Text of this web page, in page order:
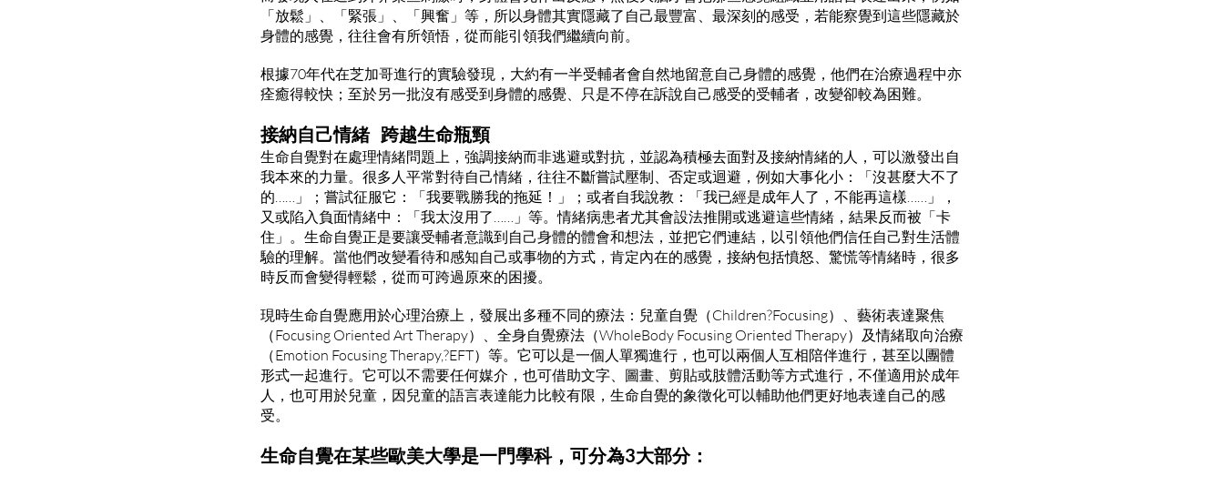
「放鬆」、「緊張」、「興奮」等，所以身體其實隱藏了自己最豐富、最深刻的感受，若能察覺到這些隱藏於
身體的感覺，往往會有所領悟，從而能引領我們繼續向前。
根據70年代在芝加哥進行的實驗發現，大約有一半受輔者會自然地留意自己身體的感覺，他們在治療過程中亦
痊癒得較快；至於另一批沒有感受到身體的感覺、只是不停在訴說自己感受的受輔者，改變卻較為困難。
接納自己情緒 跨越生命瓶頸
生命自覺對在處理情緒問題上，強調接納而非逃避或對抗，並認為積極去面對及接納情緒的人，可以激發出自
我本來的力量。很多人平常對待自己情緒，往往不斷嘗試壓制、否定或迴避，例如大事化小：「沒甚麼大不了
的……」；嘗試征服它：「我要戰勝我的拖延！」；或者自我說教：「我已經是成年人了，不能再這樣……」，
又或陷入負面情緒中：「我太沒用了……」等。情緒病患者尤其會設法推開或逃避這些情緒，結果反而被「卡
住」。生命自覺正是要讓受輔者意識到自己身體的體會和想法，並把它們連結，以引領他們信任自己對生活體
驗的理解。當他們改變看待和感知自己或事物的方式，肯定內在的感覺，接納包括憤怒、驚慌等情緒時，很多
時反而會變得輕鬆，從而可跨過原來的困擾。
現時生命自覺應用於心理治療上，發展出多種不同的療法：兒童自覺（Children?Focusing）、藝術表達聚焦
（Focusing Oriented Art Therapy）、全身自覺療法（WholeBody Focusing Oriented Therapy）及情緒取向治療
（Emotion Focusing Therapy,?EFT）等。它可以是一個人單獨進行，也可以兩個人互相陪伴進行，甚至以團體
形式一起進行。它可以不需要任何媒介，也可借助文字、圖畫、剪貼或肢體活動等方式進行，不僅適用於成年
人，也可用於兒童，因兒童的語言表達能力比較有限，生命自覺的象徵化可以輔助他們更好地表達自己的感
受。
生命自覺在某些歐美大學是一門學科，可分為3大部分：